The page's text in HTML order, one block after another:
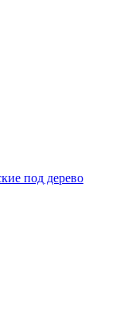
под дерево